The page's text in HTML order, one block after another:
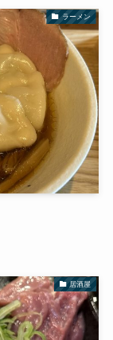
ラーメン
居酒屋